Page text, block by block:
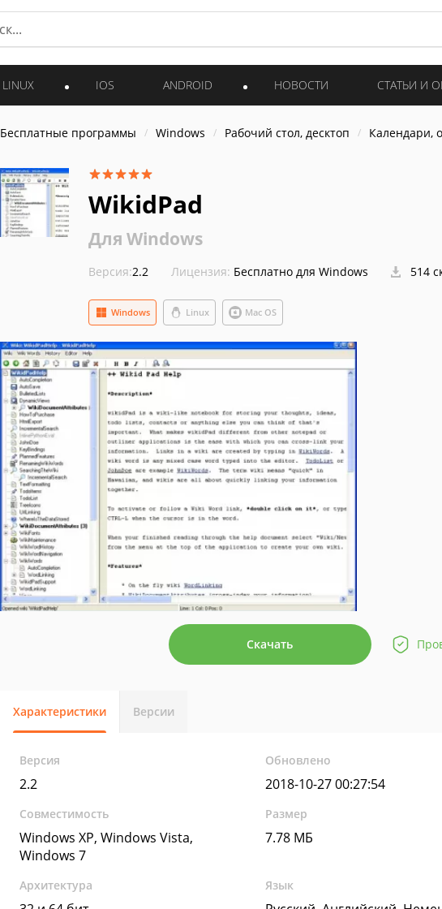
LINUX IOS ANDROID НОВОСТИ СТАТЬИ И
Бесплатные программы Windows Рабочий стол, десктоп Календари,
WikidPad
Для Windows
Версия:2.2 Лицензия: Бесплатно для Windows 514
Windows Linux Mac OS
Скачать
Характеристики Версии
Версия
2.2
Обновлено
2018-10-27 00:27:54
Совместимость
Windows XP, Windows Vista,
Windows 7
Размер
7.78 МБ
Архитектура Язык